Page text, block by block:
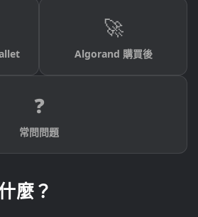
🚀
Algorand 購買後
❓
常問問題
麼？